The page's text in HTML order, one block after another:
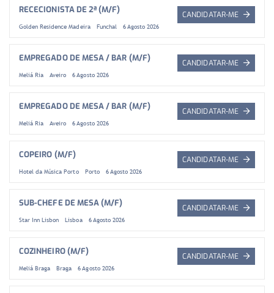
RECECIONISTA DE 2ª (M/F)
Golden Residence Madeira Funchal 6 Agosto 2026
CANDIDATAR-ME
EMPREGADO DE MESA / BAR (M/F)
Meliá Ria Aveiro 6 Agosto 2026
CANDIDATAR-ME
EMPREGADO DE MESA / BAR (M/F)
Meliá Ria Aveiro 6 Agosto 2026
CANDIDATAR-ME
COPEIRO (M/F)
Hotel da Música Porto Porto 6 Agosto 2026
CANDIDATAR-ME
SUB-CHEFE DE MESA (M/F)
Star Inn Lisbon Lisboa 6 Agosto 2026
CANDIDATAR-ME
COZINHEIRO (M/F)
Meliá Braga Braga 6 Agosto 2026
CANDIDATAR-ME